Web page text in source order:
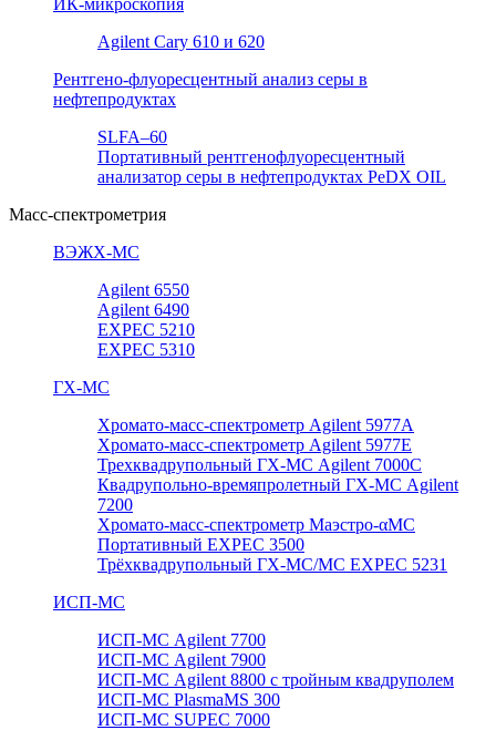
Agilent Cary 610 и 620
Рентгено-флуоресцентный анализ серы в
нефтепродуктах
SLFA–60
Портативный рентгенофлуоресцентный
анализатор серы в нефтепродуктах PeDX OIL
Масс-спектрометрия
ВЭЖХ-МС
Agilent 6550
Agilent 6490
EXPEC 5210
EXPEC 5310
ГХ-МС
Хромато-масс-спектрометр Agilent 5977А
Хромато-масс-спектрометр Agilent 5977E
Трехквадрупольный ГХ-МС Agilent 7000C
Квадрупольно-времяпролетный ГХ-МС Agilent
7200
Хромато-масс-спектрометр Маэстро-αМС
Портативный EXPEC 3500
Трёхквадрупольный ГХ-МС/МС EXPEC 5231
ИСП-МС
ИСП-МС Agilent 7700
ИСП-МС Agilent 7900
ИСП-МС Agilent 8800 с тройным квадруполем
ИСП-МС PlasmaMS 300
ИСП-МС SUPEC 7000